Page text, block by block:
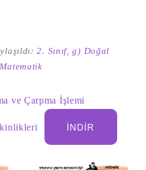
ARA
2. Sınıf,g) Doğal
Matematik
ve Çarpma İşlemi
İNDIR